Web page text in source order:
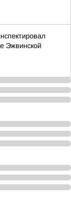
Эжвинской